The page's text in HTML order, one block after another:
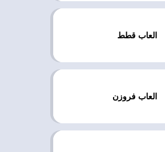
العاب قطط
العاب فروزن